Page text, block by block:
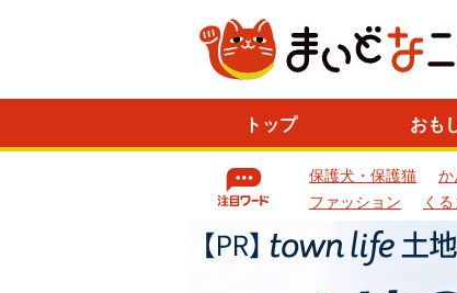
トップ おも
保護犬・保護猫 か
ファッション
くる